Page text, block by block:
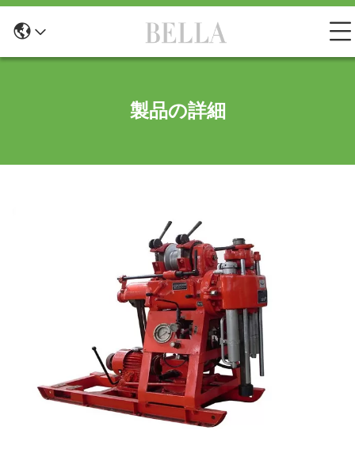
製品の詳細